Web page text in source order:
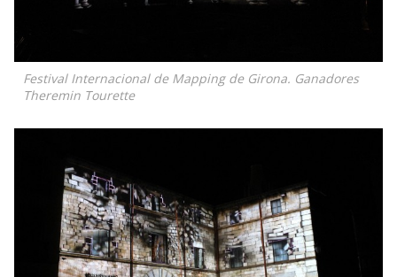
Festival Internacional de Mapping de Girona. Ganadores
Theremin Tourette